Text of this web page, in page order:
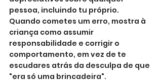
pessoa, incluindo tu próprio.
Quando cometes um erro, mostra à
criança como assumir
responsabilidade e corrigir o
comportamento, em vez de te
escudares atrás da desculpa de que
"era só uma brincadeira".